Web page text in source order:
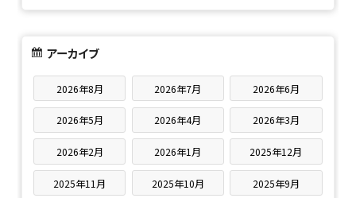
アーカイブ
2026年8月 2026年7月 2026年6月
2026年5月 2026年4月 2026年3月
2026年2月 2026年1月 2025年12月
2025年11月 2025年10月 2025年9月